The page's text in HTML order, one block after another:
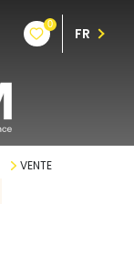
0
FR
VENTE